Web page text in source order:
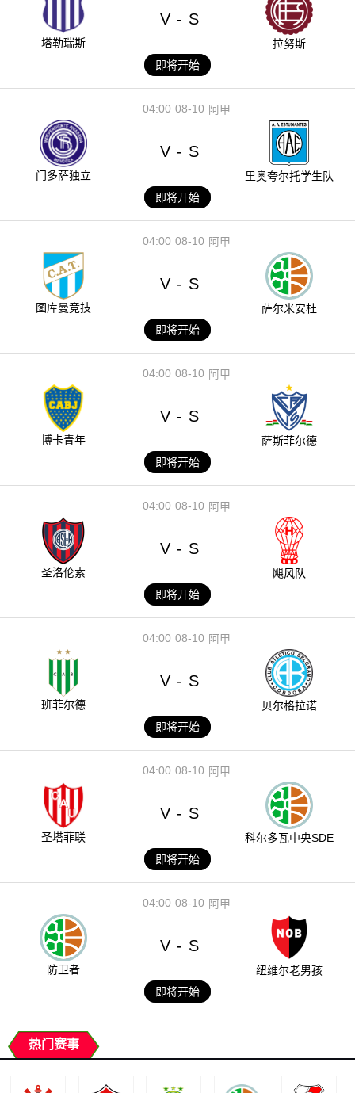
塔勒瑞斯
V - S
拉努斯
即将开始
08-10
04:00 阿甲
门多萨独立
V - S
里奥夸尔托学生队
即将开始
08-10
04:00 阿甲
图库曼竞技
V - S
萨尔米安杜
即将开始
08-10
04:00 阿甲
博卡青年
V - S
萨斯菲尔德
即将开始
08-10
04:00 阿甲
圣洛伦索
V - S
飓风队
即将开始
08-10
04:00 阿甲
班菲尔德
V - S
贝尔格拉诺
即将开始
08-10
04:00 阿甲
圣塔菲联
V - S
科尔多瓦中央SDE
即将开始
08-10
04:00 阿甲
防卫者
V - S
纽维尔老男孩
即将开始
热门赛事